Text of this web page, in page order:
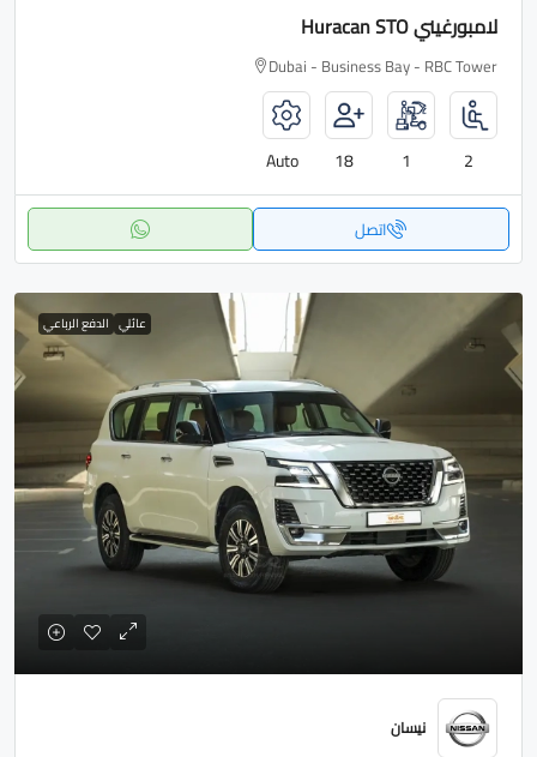
لامبورغيني Huracan STO
Dubai - Business Bay - RBC Tower
2
1
18
Auto
اتصل
عائلي الدفع الرباعي
نيسان